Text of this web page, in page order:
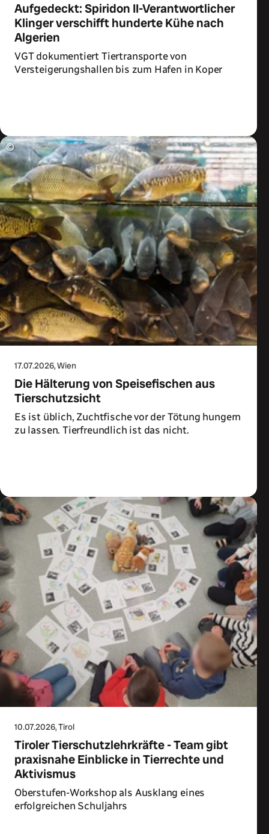
Aufgedeckt: Spiridon II-Verantwortlicher
Klinger verschifft hunderte Kühe nach
Algerien
VGT dokumentiert Tiertransporte von
Versteigerungshallen bis zum Hafen in Koper
©
17.07.2026, Wien
Die Hälterung von Speisefischen aus
Tierschutzsicht
Es ist üblich, Zuchtfische vor der Tötung hungern
zu lassen. Tierfreundlich ist das nicht.
10.07.2026, Tirol
Tiroler Tierschutzlehrkräfte - Team gibt
praxisnahe Einblicke in Tierrechte und
Aktivismus
Oberstufen-Workshop als Ausklang eines
erfolgreichen Schuljahrs